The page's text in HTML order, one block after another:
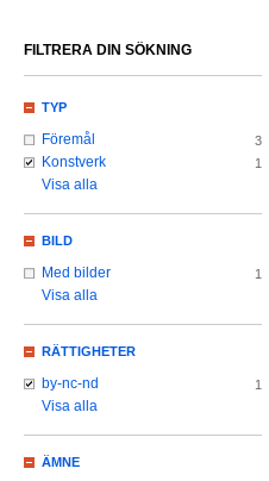
FILTRERA DIN SÖKNING
TYP
Föremål 3
Konstverk 1
Visa alla
BILD
Med bilder 1
Visa alla
RÄTTIGHETER
by-nc-nd 1
Visa alla
ÄMNE